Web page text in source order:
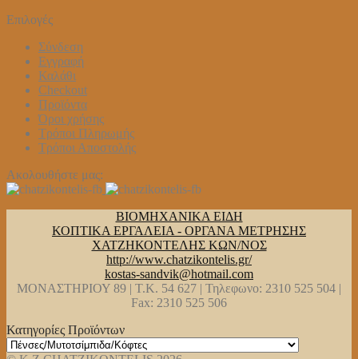
Επιλογές
Σύνδεση
Εγγραφή
Καλάθι
Checkout
Προϊόντα
Όροι χρήσης
Τρόποι Πληρωμής
Τρόποι Αποστολής
Ακολουθήστε μας:
ΒΙΟΜΗΧΑΝΙΚΑ ΕΙΔΗ
ΚΟΠΤΙΚΑ ΕΡΓΑΛΕΙΑ - ΟΡΓΑΝΑ ΜΕΤΡΗΣΗΣ
ΧΑΤΖΗΚΟΝΤΕΛΗΣ ΚΩΝ/ΝΟΣ
http://www.chatzikontelis.gr/
kostas-sandvik@hotmail.com
ΜΟΝΑΣΤΗΡΙΟΥ 89 | Τ.Κ. 54 627 | Τηλεφωνο: 2310 525 504 |
Fax: 2310 525 506
Κατηγορίες Προϊόντων